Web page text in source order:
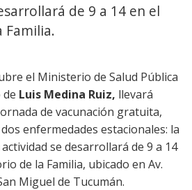
de 9 a 14 en el
Familia.
el Ministerio de Salud Pública
Luis Medina Ruiz, llevará
de vacunación gratuita,
enfermedades estacionales: la
se desarrollará de 9 a 14
de la Familia, ubicado en Av.
Miguel de Tucumán.